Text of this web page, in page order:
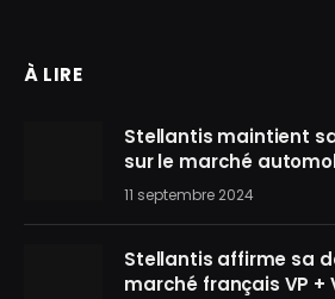
À LIRE
Stellantis maintient
sur le marché
11 septembre 2024
Stellantis affirme sa
marché français VP +